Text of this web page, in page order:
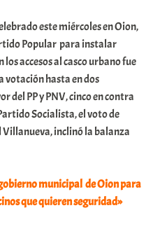
este miércoles en Oion,
Popular para instalar
accesos al casco urbano fue
votación hasta en dos
del PP y PNV, cinco en contra
Socialista, el voto de
Villanueva, inclinó la balanza
municipal de Oion para
que quieren seguridad»